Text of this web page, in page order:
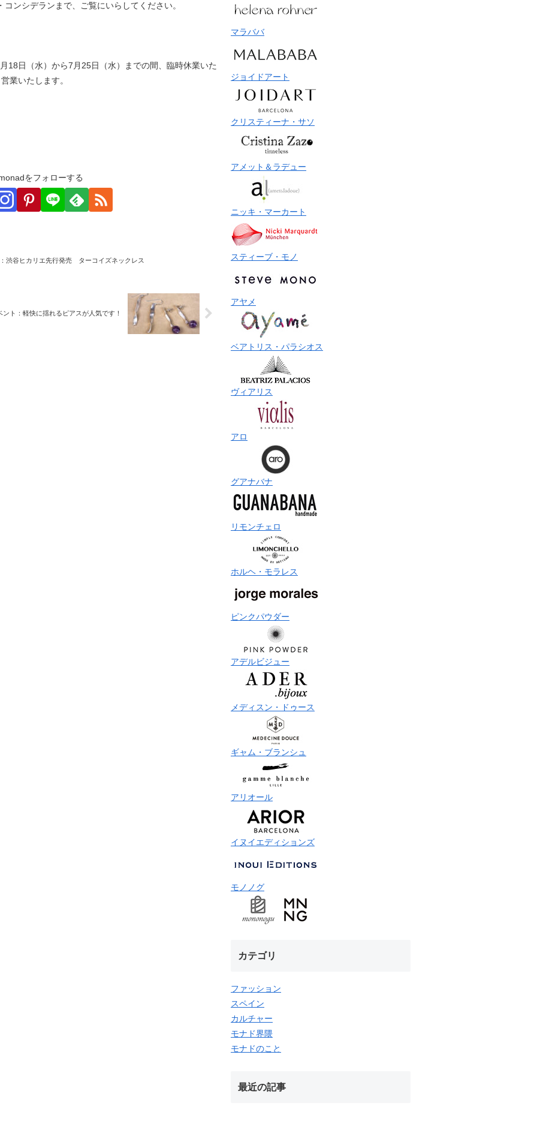
コンシデランまで、ご覧にいらしてください。
18日（水）から7月25日（水）までの間、臨時休業いた
業いたします。
をフォローする
渋谷ヒカリエ先行発売 ターコイズネックレス
ント：軽快に揺れるピアスが人気です！
マラババ
ジョイドアート
クリスティーナ・サソ
アメット＆ラデュー
ニッキ・マーカート
スティーブ・モノ
アヤメ
ベアトリス・パラシオス
ヴィアリス
アロ
グアナバナ
リモンチェロ
ホルヘ・モラレス
ピンクパウダー
アデルビジュー
メディスン・ドゥース
ギャム・ブランシュ
アリオール
イヌイエディションズ
モノノグ
カテゴリ
ファッション
スペイン
カルチャー
モナド界隈
モナドのこと
最近の記事